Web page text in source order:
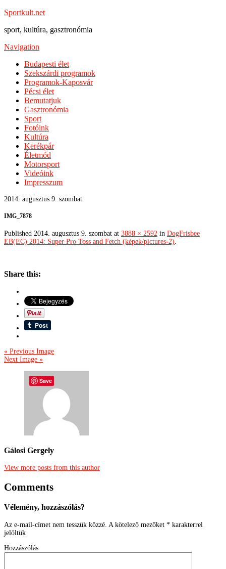
Sportkult.net
sport, kultúra, gasztronómia
Navigation
Budapesti élet
Szekszárdi programok
Programok-Kaposvár
Pécsi élet
Bemutatjuk
Gasztronómia
Sport
Fotóink
Kultúra
Kerékpár
Életmód
Motorsport
Videóink
Impresszum
2014. augusztus 9. szombat
IMG_7878
Published 2014. augusztus 9. szombat at 3888 × 2592 in DogFrisbee
EB(EC) 2014: Super Pro Toss and Fetch (képek/pictures-2)
Share this:
« Previous Image
Next Image »
Gálosi Gergely
View more posts from this author
Comments
Vélemény, hozzászólás?
Az e-mail-címet nem tesszük közzé. A kötelező mezőket * karakterrel
jelöltük
Hozzászólás
Save